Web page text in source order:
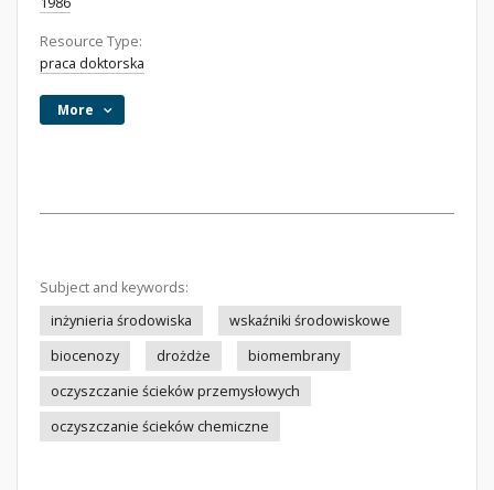
Resource Type:
praca doktorska
More
Subject and keywords:
inżynieria środowiska
wskaźniki środowiskowe
biocenozy
drożdże
biomembrany
oczyszczanie ścieków przemysłowych
oczyszczanie ścieków chemiczne